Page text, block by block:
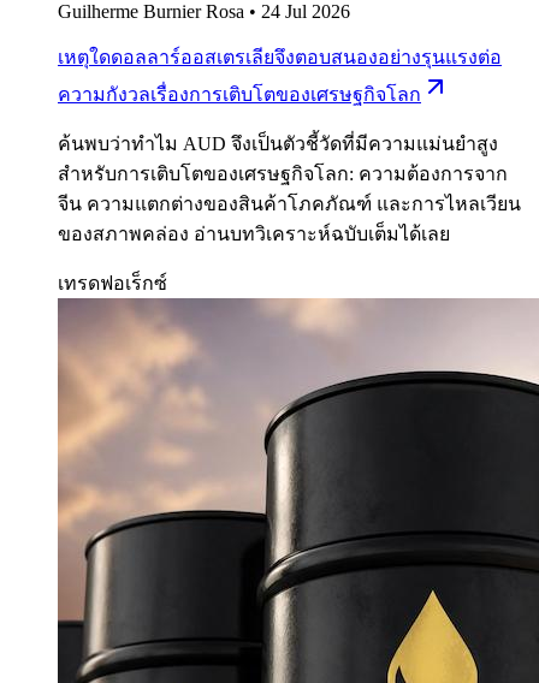
Guilherme Burnier Rosa • 24 Jul 2026
เหตุใดดอลลาร์ออสเตรเลียจึงตอบสนองอย่างรุนแรงต่อ
ความกังวลเรื่องการเติบโตของเศรษฐกิจโลก
ค้นพบว่าทำไม AUD จึงเป็นตัวชี้วัดที่มีความแม่นยำสูง
สำหรับการเติบโตของเศรษฐกิจโลก: ความต้องการจาก
จีน ความแตกต่างของสินค้าโภคภัณฑ์ และการไหลเวียน
ของสภาพคล่อง อ่านบทวิเคราะห์ฉบับเต็มได้เลย
เทรดฟอเร็กซ์